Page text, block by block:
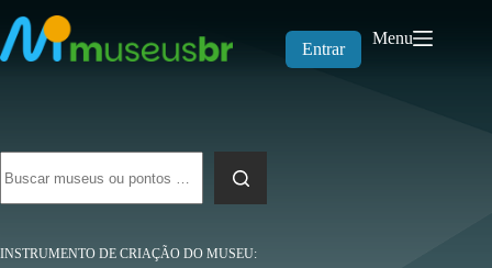
para
o
conteúdo
Entrar
Menu
resultados
INSTRUMENTO DE CRIAÇÃO DO MUSEU